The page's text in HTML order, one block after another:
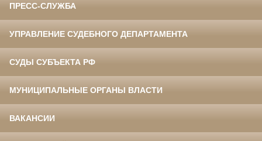
ПРЕСС-СЛУЖБА
УПРАВЛЕНИЕ СУДЕБНОГО ДЕПАРТАМЕНТА
СУДЫ СУБЪЕКТА РФ
МУНИЦИПАЛЬНЫЕ ОРГАНЫ ВЛАСТИ
ВАКАНСИИ